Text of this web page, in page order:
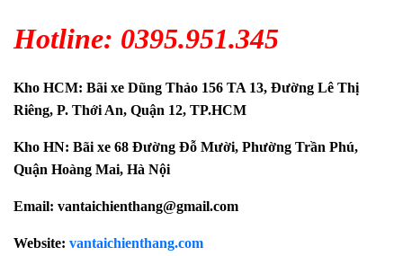
Hotline: 0395.951.345
Kho HCM: Bãi xe Dũng Thảo 156 TA 13, Đường Lê Thị
Riêng, P. Thới An, Quận 12, TP.HCM
Kho HN: Bãi xe 68 Đường Đỗ Mười, Phường Trần Phú,
Quận Hoàng Mai, Hà Nội
Email: vantaichienthang@gmail.com
Website: vantaichienthang.com